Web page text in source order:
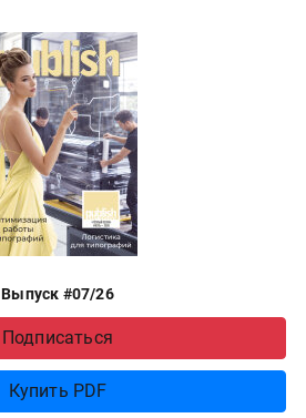
Выпуск #07/26
Подписаться
Купить PDF